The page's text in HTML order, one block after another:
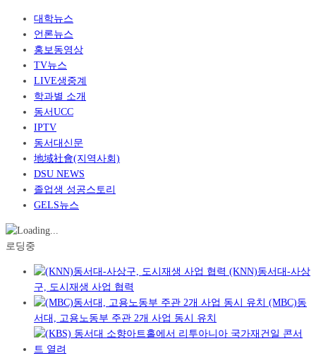
대학뉴스
언론뉴스
홍보동영상
TV뉴스
LIVE생중계
학과별 소개
동서UCC
IPTV
동서대신문
地域社會(지역사회)
DSU NEWS
졸업생 성공스토리
GELS뉴스
로딩중
(KNN)동서대-사상
구, 도시재생 사업 협력
(MBC)동
서대, 고용노동부 주관 2개 사업 동시 유치